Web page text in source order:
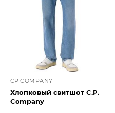
CP COMPANY
Хлопковый свитшот C.P.
Company